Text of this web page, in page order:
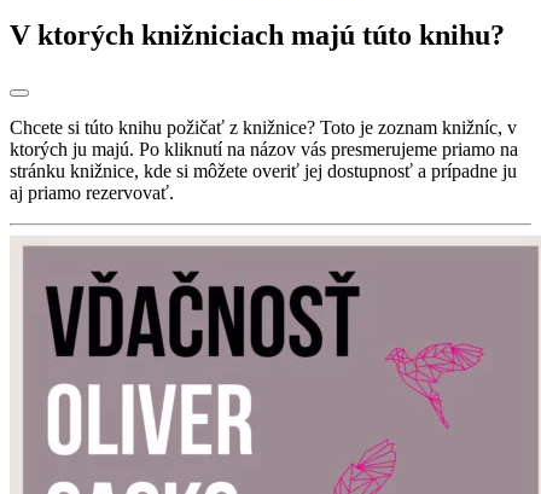
V ktorých knižniciach majú túto knihu?
Chcete si túto knihu požičať z knižnice? Toto je zoznam knižníc, v
ktorých ju majú. Po kliknutí na názov vás presmerujeme priamo na
stránku knižnice, kde si môžete overiť jej dostupnosť a prípadne ju
aj priamo rezervovať.